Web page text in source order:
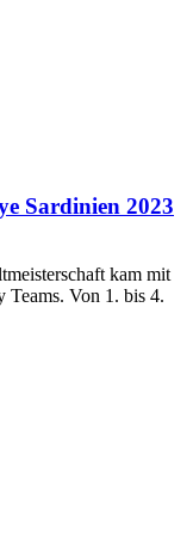
Sardinien 2023
kam mit
Teams. Von 1. bis 4.